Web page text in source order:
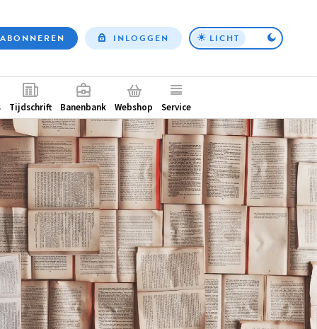
Top
ABONNEREN INLOGGEN LICHT
Tijdschrift Banenbank Webshop Service